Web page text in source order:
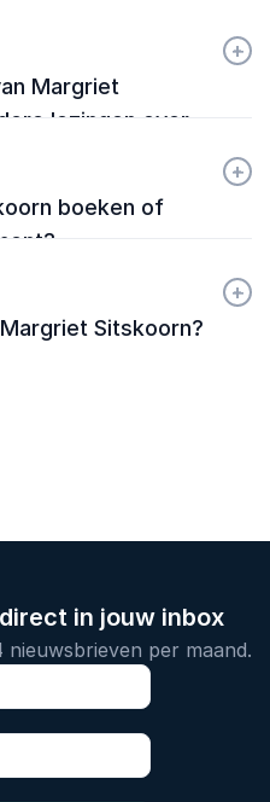
Margriet
lezingen over
+
-
boeken of
+
-
Sitskoorn?
+
-
in jouw inbox
per maand.